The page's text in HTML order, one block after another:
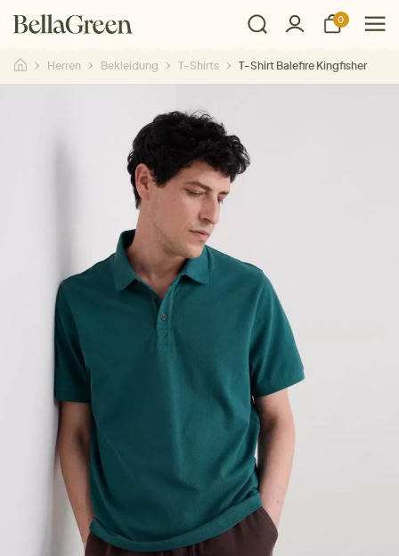
0
Herren Bekleidung T-Shirts T-Shirt Balefire Kingfisher